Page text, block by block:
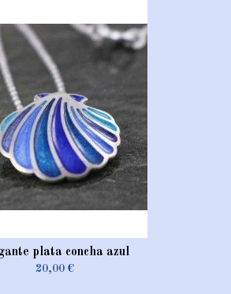
plata concha azul
20,00 €